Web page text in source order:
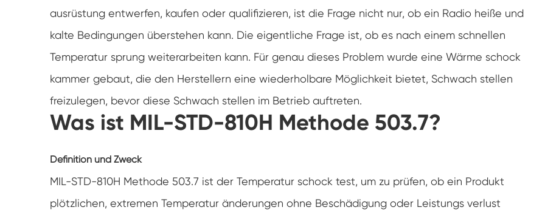
Heiße kalte Feuchtigkeits-Kammer
Haltbarkeit prüfungs kammer
Kombinierte Salz sprüh-und Klima test
kammer
Temperatur- und Feuchtegesteuerte
Umweltkonditionierungseinheit
Temperatur-und Niederluftdruck-Prüf
Nass-Glühbirnen-Gaze für Temperatur-
Feuchtigkeits-Kammern
ausrüstung entwerfen, kaufen oder qualifizieren, ist die Frage nicht nur, ob ein Radio heiße und
kalte Bedingungen überstehen kann. Die eigentliche Frage ist, ob es nach einem schnellen
Temperatur sprung weiterarbeiten kann. Für genau dieses Problem wurde eine Wärme schock
kammer gebaut, die den Herstellern eine wiederholbare Möglichkeit bietet, Schwach stellen
freizulegen, bevor diese Schwach stellen im Betrieb auftreten.
Was ist MIL-STD-810H Methode 503.7?
Definition und Zweck
MIL-STD-810H Methode 503.7 ist der Temperatur schock test, um zu prüfen, ob ein Produkt
plötzlichen, extremen Temperatur änderungen ohne Beschädigung oder Leistungs verlust